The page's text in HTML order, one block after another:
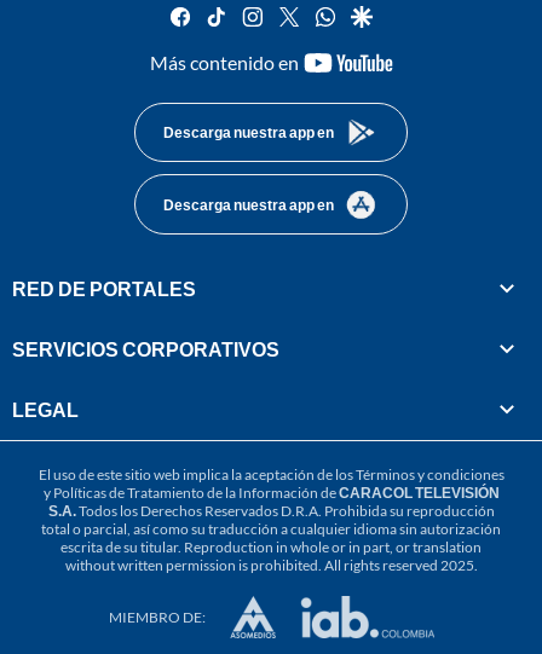
facebook
tiktok instagram
twitterwhatsapp
google
Más contenido en
youtube-
Descarga nuestra app en
Descarga nuestra app en
RED DE PORTALES
SERVICIOS CORPORATIVOS
LEGAL
El uso de este sitio web implica la aceptación de losTérminos y condiciones
y Políticas de Tratamiento de la Información deCARACOL TELEVISIÓN
S.A.Todos los Derechos Reservados D.R.A. Prohibida su reproducción
total o parcial, así como su traducción a cualquier idioma sin autorización
escrita de su titular. Reproduction in whole or in part, or translation
without written permission is prohibited. All rights reserved 2025.
MIEMBRO DE: